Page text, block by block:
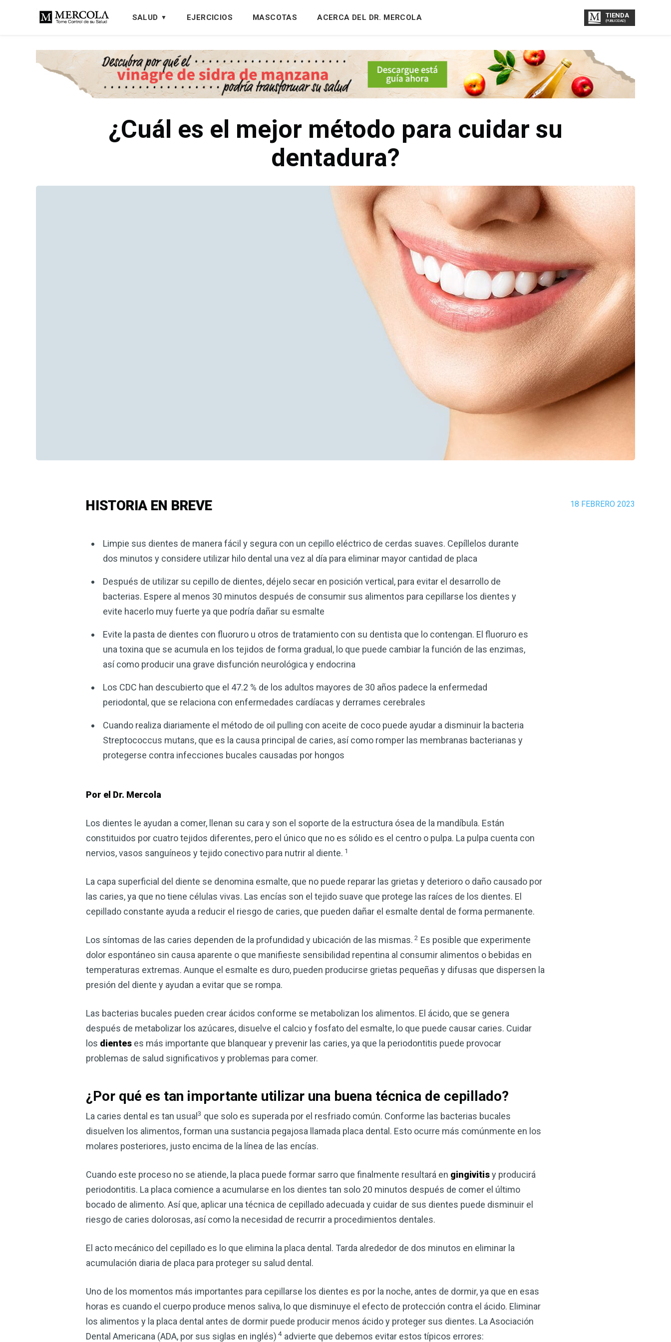
SALUD EJERCICIOS MASCOTAS ACERCA DEL DR. MERCOLA TIENDA
(PUBLICIDAD)
¿Cuál es el mejor método para cuidar su
dentadura?
18 FEBRERO 2023
HISTORIA EN BREVE
Limpie sus dientes de manera fácil y segura con un cepillo eléctrico de cerdas suaves. Cepíllelos durante
dos minutos y considere utilizar hilo dental una vez al día para eliminar mayor cantidad de placa
Después de utilizar su cepillo de dientes, déjelo secar en posición vertical, para evitar el desarrollo de
bacterias. Espere al menos 30 minutos después de consumir sus alimentos para cepillarse los dientes y
evite hacerlo muy fuerte ya que podría dañar su esmalte
Evite la pasta de dientes con fluoruro u otros de tratamiento con su dentista que lo contengan. El fluoruro es
una toxina que se acumula en los tejidos de forma gradual, lo que puede cambiar la función de las enzimas,
así como producir una grave disfunción neurológica y endocrina
Los CDC han descubierto que el 47.2 % de los adultos mayores de 30 años padece la enfermedad
periodontal, que se relaciona con enfermedades cardíacas y derrames cerebrales
Cuando realiza diariamente el método de oil pulling con aceite de coco puede ayudar a disminuir la bacteria
Streptococcus mutans, que es la causa principal de caries, así como romper las membranas bacterianas y
protegerse contra infecciones bucales causadas por hongos
Por el Dr. Mercola
Los dientes le ayudan a comer, llenan su cara y son el soporte de la estructura ósea de la mandíbula. Están
constituidos por cuatro tejidos diferentes, pero el único que no es sólido es el centro o pulpa. La pulpa cuenta con
nervios, vasos sanguíneos y tejido conectivo para nutrir al diente. 1
La capa superficial del diente se denomina esmalte, que no puede reparar las grietas y deterioro o daño causado por
las caries, ya que no tiene células vivas. Las encías son el tejido suave que protege las raíces de los dientes. El
cepillado constante ayuda a reducir el riesgo de caries, que pueden dañar el esmalte dental de forma permanente.
Los síntomas de las caries dependen de la profundidad y ubicación de las mismas. 2 Es posible que experimente
dolor espontáneo sin causa aparente o que manifieste sensibilidad repentina al consumir alimentos o bebidas en
temperaturas extremas. Aunque el esmalte es duro, pueden producirse grietas pequeñas y difusas que dispersen la
presión del diente y ayudan a evitar que se rompa.
Las bacterias bucales pueden crear ácidos conforme se metabolizan los alimentos. El ácido, que se genera
después de metabolizar los azúcares, disuelve el calcio y fosfato del esmalte, lo que puede causar caries. Cuidar
los dientes es más importante que blanquear y prevenir las caries, ya que la periodontitis puede provocar
problemas de salud significativos y problemas para comer.
¿Por qué es tan importante utilizar una buena técnica de cepillado?
La caries dental es tan usual 3 que solo es superada por el resfriado común. Conforme las bacterias bucales
disuelven los alimentos, forman una sustancia pegajosa llamada placa dental. Esto ocurre más comúnmente en los
molares posteriores, justo encima de la línea de las encías.
Cuando este proceso no se atiende, la placa puede formar sarro que finalmente resultará en gingivitisy producirá
periodontitis. La placa comience a acumularse en los dientes tan solo 20 minutos después de comer el último
bocado de alimento. Así que, aplicar una técnica de cepillado adecuada y cuidar de sus dientes puede disminuir el
riesgo de caries dolorosas, así como la necesidad de recurrir a procedimientos dentales.
El acto mecánico del cepillado es lo que elimina la placa dental. Tarda alrededor de dos minutos en eliminar la
acumulación diaria de placa para proteger su salud dental.
Uno de los momentos más importantes para cepillarse los dientes es por la noche, antes de dormir, ya que en esas
horas es cuando el cuerpo produce menos saliva, lo que disminuye el efecto de protección contra el ácido. Eliminar
los alimentos y la placa dental antes de dormir puede producir menos ácido y proteger sus dientes. La Asociación
Dental Americana (ADA, por sus siglas en inglés) 4 advierte que debemos evitar estos típicos errores:
Mejore su salud de forma natural con el
El vinagre de sidra de manzana (VSM) es uno de los
remedios más versátiles de la naturaleza, ya sea que
quiera mejorar su digestión, reforzar la salud de su
corazón o controlar su peso, el VSM es un gran
complemento para su rutina de salud.
DESCÁRGUELA AHORA